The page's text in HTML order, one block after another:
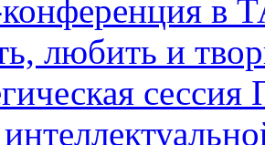
в
любить и